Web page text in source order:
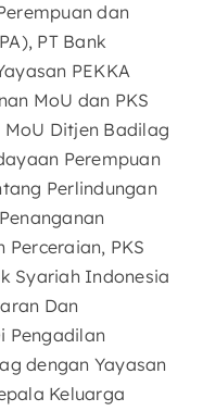
dan
PT Bank
PEKKA
MoU dan PKS
Ditjen Badilag
Perempuan
Perlindungan
Perceraian, PKS
Syariah Indonesia
Dan
Pengadilan
dengan Yayasan
Keluarga